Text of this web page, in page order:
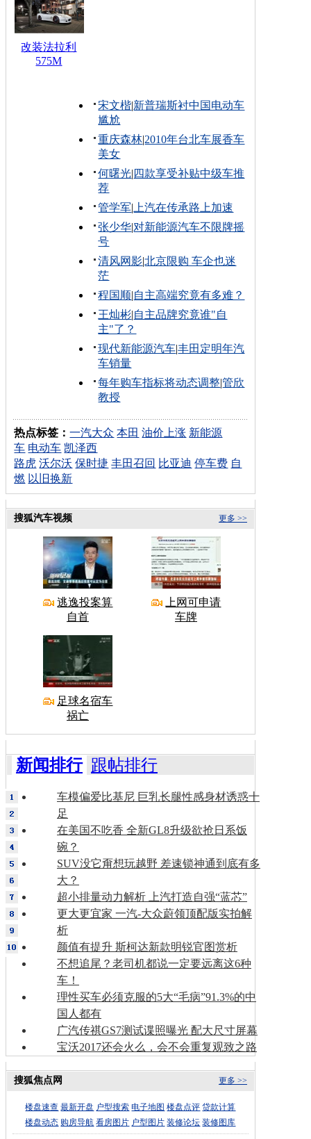
改装法拉利
575M
宋文楷|新普瑞斯衬中国电动车
尴尬
重庆森林|2010年台北车展香车
美女
何曙光| 四款享受补贴中级车推
荐
管学军| 上汽在传承路上加速
张少华|对新能源汽车不限牌摇
号
清风网影|北京限购 车企也迷
茫
程国顺|自主高端究竟有多难？
王灿彬|自主品牌究竟谁"自
主"了？
现代新能源汽车|丰田定明年汽
车销量
每年购车指标将动态调整|管欣
教授
热点标签：一汽大众 本田 油价上涨 新能源
车 电动车 凯泽西
路虎 沃尔沃 保时捷 丰田召回 比亚迪 停车费 自
燃 以旧换新
更多 >>
搜狐汽车视频
逃逸投案算
自首
上网可申请
车牌
足球名宿车
祸亡
新闻排行 跟帖排行
车模偏爱比基尼 巨乳长腿性感身材诱惑十
足
在美国不吃香 全新GL8升级欲抢日系饭
碗？
SUV没它甭想玩越野 差速锁神通到底有多
大？
超小排量动力解析 上汽打造自强“蓝芯”
更大更宜家 一汽-大众蔚领顶配版实拍解
析
颜值有提升 斯柯达新款明锐官图赏析
不想追尾？老司机都说一定要远离这6种
车！
理性买车必须克服的5大“毛病”91.3%的中
国人都有
广汽传祺GS7测试谍照曝光 配大尺寸屏幕
宝沃2017还会火么，会不会重复观致之路
更多 >>
搜狐焦点网
楼盘速查 最新开盘 户型搜索 电子地图 楼盘点评 贷款计算
楼盘动态 购房导航 看房图片 户型图片 装修论坛 装修图库